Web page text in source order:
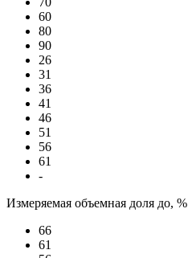
60
80
90
26
31
36
41
46
51
56
61
-
Измеряемая объемная доля до, %
66
61